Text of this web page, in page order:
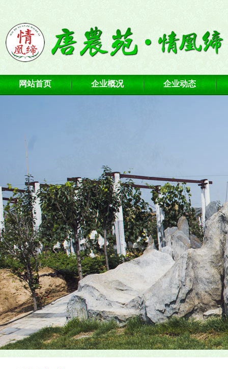
网站首页 企业概况 企业动态